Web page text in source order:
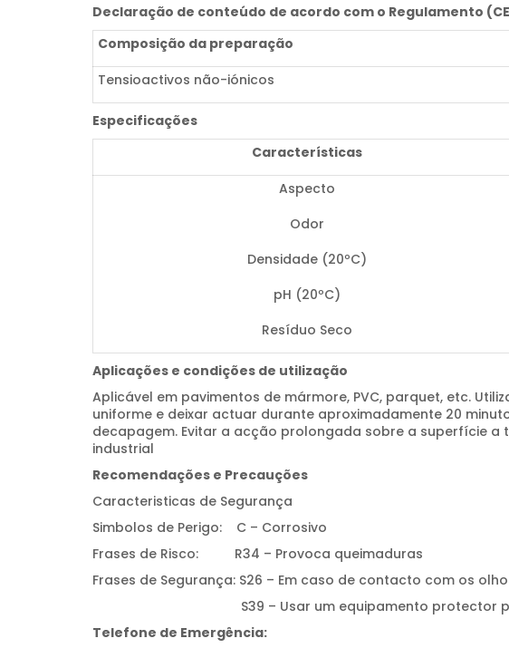
Declaração de conteúdo de acordo com o Regulamento
Composição da preparação
Tensioactivos não-iónicos
Especificações
Características
Aspecto
Odor
Densidade (20ºC)
pH (20ºC)
Resíduo Seco
Aplicações e condições de utilização
Aplicável em pavimentos de mármore, PVC, parquet, etc.
uniforme e deixar actuar durante aproximadamente 20
decapagem. Evitar a acção prolongada sobre a superfície a
industrial
Recomendações e Precauções
Caracteristicas de Segurança
Simbolos de Perigo: C – Corrosivo
Frases de Risco: R34 – Provoca queimaduras
Frases de Segurança: S26 – Em caso de contacto com os
S39 – Usar um equipamento protector para
Telefone de Emergência: